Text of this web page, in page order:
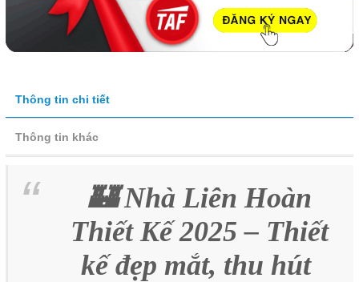
Thông tin chi tiết
Thông tin khác
🏰 Nhà Liên Hoàn
Thiết Kế 2025 – Thiết
kế đẹp mắt, thu hút